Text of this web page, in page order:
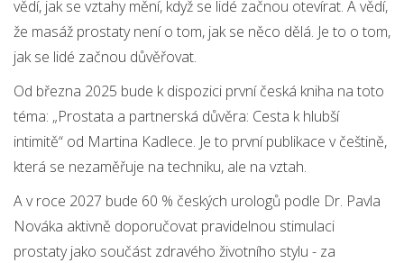
vědí, jak se vztahy mění, když se lidé začnou otevírat. A vědí,
že masáž prostaty není o tom, jak se něco dělá. Je to o tom,
jak se lidé začnou důvěřovat.
Od března 2025 bude k dispozici první česká kniha na toto
téma: „Prostata a partnerská důvěra: Cesta k hlubší
intimitě“ od Martina Kadlece. Je to první publikace v češtině,
která se nezaměřuje na techniku, ale na vztah.
A v roce 2027 bude 60 % českých urologů podle Dr. Pavla
Nováka aktivně doporučovat pravidelnou stimulaci
prostaty jako součást zdravého životního stylu - za